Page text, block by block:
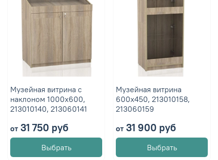
Музейная витрина с
наклоном 1000х600,
213010140, 213060141
от31 750 руб
Выбрать
Музейная витрина
600х450, 213010158,
213060159
от31 900 руб
Выбрать